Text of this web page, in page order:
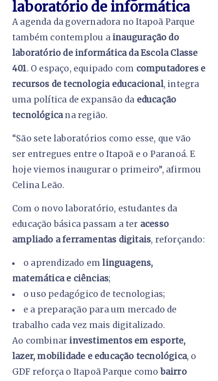
laboratório de informática
A agenda da governadora no Itapoã Parque
também contemplou a inauguração do
laboratório de informática da Escola Classe
401. O espaço, equipado com computadores e
recursos de tecnologia educacional, integra
uma política de expansão da educação
tecnológicana região.
“São sete laboratórios como esse, que vão
ser entregues entre o Itapoã e o Paranoá. E
hoje viemos inaugurar o primeiro”, afirmou
Celina Leão.
Com o novo laboratório, estudantes da
educação básica passam a ter acesso
ampliado a ferramentas digitais, reforçando:
o aprendizado emlinguagens,
matemática e ciências;
o uso pedagógico de tecnologias;
e a preparação para um mercado de
trabalho cada vez mais digitalizado.
Ao combinar investimentos em esporte,
lazer, mobilidade e educação tecnológica, o
GDF reforça o Itapoã Parque comobairro